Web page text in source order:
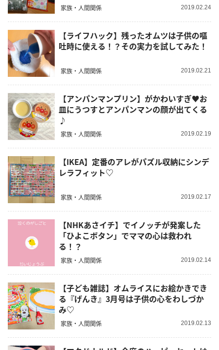
家族・人間関係 2019.02.24
【ライフハック】残ったオムツは子供の嘔
吐時に使える！？その実力を試してみた！
家族・人間関係 2019.02.21
【アンパンマンプリン】がかわいすぎ♥お
皿にうつすとアンパンマンの顔が出てくる
♪
家族・人間関係 2019.02.19
【IKEA】定番のアレがパズル収納にシンデ
レラフィット♡
家族・人間関係 2019.02.17
【NHKあさイチ】でイノッチが発案した
「ひよこボタン」でママの心は救われ
る！？
家族・人間関係 2019.02.14
【子ども雑誌】オムライスにお絵かきでき
る『げんき』3月号は子供の心をわしづか
み♡
家族・人間関係 2019.02.13